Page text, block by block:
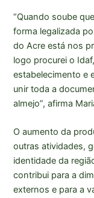
“Quando soube
forma legalizada
do Acre está nos
logo procurei o
estabelecimento e
unir toda a
almejo”, afirma
O aumento da
outras atividades,
identidade da
contribui para a
externos e para a